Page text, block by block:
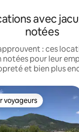
avec
notées
: ces
notées pour leur
et bien plus
les plus
voyageurs